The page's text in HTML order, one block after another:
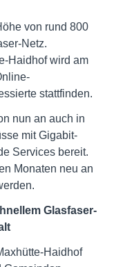
von rund 800
Netz.
Haidhof wird am
stattfinden.
nun an auch in
mit Gigabit-
Services bereit.
Monaten neu an
Glasfaser-
Haidhof